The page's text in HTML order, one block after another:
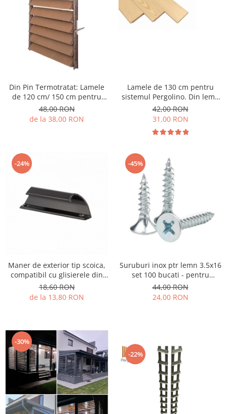
Glisiere / feronerii
Feroneriile PergoLino®
Glisiere din aluminiu
Glisiere compozit HDPE
Din Pin Termotratat: Lamele
de 120 cm/ 150 cm pentru
sistemul Pergolino. Din lemn
de pin termotratat pentru
inchidere perfecta
48,00 RON
de la 38,00 RON
Lamele de 130 cm pentru
sistemul Pergolino. Din lemn
de pin clasa AB, pentru
inchidere perfecta.
42,00 RON
31,00 RON
-24%
Maner de exterior tip scoica,
compatibil cu glisierele din
aluminiu Mesteri Mari.
18,60 RON
de la 13,80 RON
-45%
Suruburi inox ptr lemn 3.5x16
set 100 bucati - pentru
prindere lamele pe glisiere
din aluminiu
44,00 RON
24,00 RON
-30%
-22%